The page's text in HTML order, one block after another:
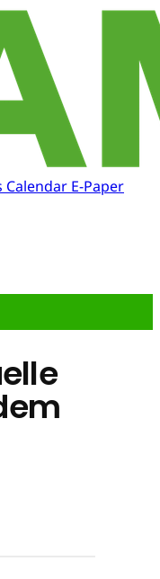
Calendar E-Paper